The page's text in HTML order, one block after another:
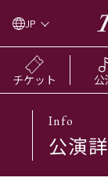
JP
チケット 公
Info
公演